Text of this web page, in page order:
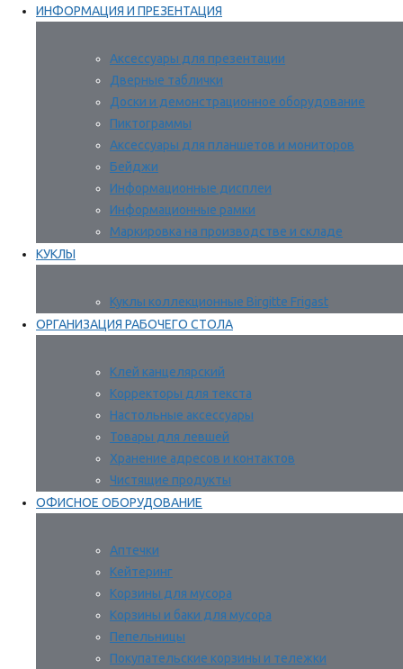
ИНФОРМАЦИЯ И ПРЕЗЕНТАЦИЯ
Аксессуары для презентации
Дверные таблички
Доски и демонстрационное оборудование
Пиктограммы
Аксессуары для планшетов и мониторов
Бейджи
Информационные дисплеи
Информационные рамки
Маркировка на производстве и складе
КУКЛЫ
Куклы коллекционные Birgitte Frigast
ОРГАНИЗАЦИЯ РАБОЧЕГО СТОЛА
Клей канцелярский
Корректоры для текста
Настольные аксессуары
Товары для левшей
Хранение адресов и контактов
Чистящие продукты
ОФИСНОЕ ОБОРУДОВАНИЕ
Аптечки
Кейтеринг
Корзины для мусора
Корзины и баки для мусора
Пепельницы
Покупательские корзины и тележки